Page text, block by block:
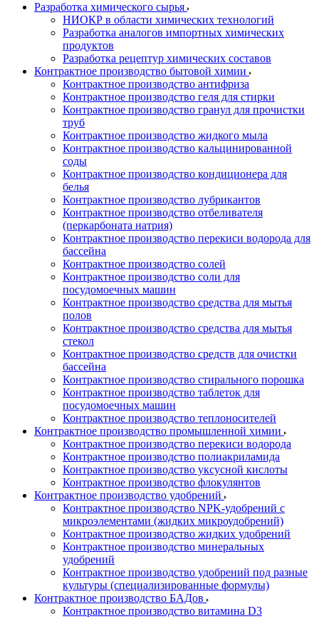
Разработка химического сырья
НИОКР в области химических технологий
Разработка аналогов импортных химических
продуктов
Разработка рецептур химических составов
Контрактное производство бытовой химии
Контрактное производство антифриза
Контрактное производство геля для стирки
Контрактное производство гранул для прочистки
труб
Контрактное производство жидкого мыла
Контрактное производство кальцинированной
соды
Контрактное производство кондиционера для
белья
Контрактное производство лубрикантов
Контрактное производство отбеливателя
(перкарбоната натрия)
Контрактное производство перекиси водорода для
бассейна
Контрактное производство солей
Контрактное производство соли для
посудомоечных машин
Контрактное производство средства для мытья
полов
Контрактное производство средства для мытья
стекол
Контрактное производство средств для очистки
бассейна
Контрактное производство стирального порошка
Контрактное производство таблеток для
посудомоечных машин
Контрактное производство теплоносителей
Контрактное производство промышленной химии
Контрактное производство перекиси водорода
Контрактное производство полиакриламида
Контрактное производство уксусной кислоты
Контрактное производство флокулянтов
Контрактное производство удобрений
Контрактное производство NPK-удобрений с
микроэлементами (жидких микроудобрений)
Контрактное производство жидких удобрений
Контрактное производство минеральных
удобрений
Контрактное производство удобрений под разные
культуры (специализированные формулы)
Контрактное производство БАДов
Контрактное производство витамина D3